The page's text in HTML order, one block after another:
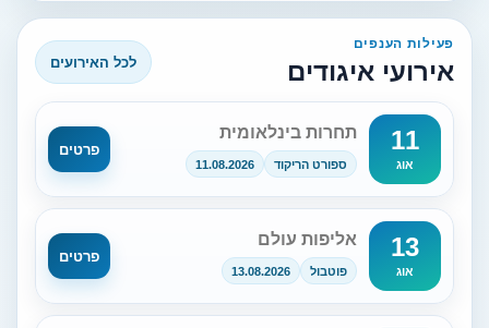
פעילות הענפים
אירועי איגודים לכל האירועים
11
אוג
תחרות בינלאומית
ספורט הריקוד 11.08.2026
פרטים
13
אוג
אליפות עולם
פוטבול 13.08.2026
פרטים